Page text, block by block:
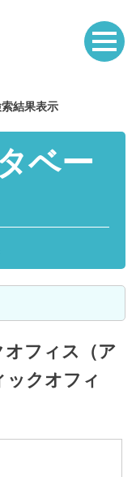
結果表示
ベー
フィス（ア
クオフィ